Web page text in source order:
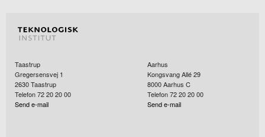
Taastrup
Gregersensvej 1
2630Taastrup
Telefon 72 20 20 00
Send e-mail
Aarhus
Kongsvang Allé 29
8000Aarhus C
Telefon 72 20 20 00
Send e-mail